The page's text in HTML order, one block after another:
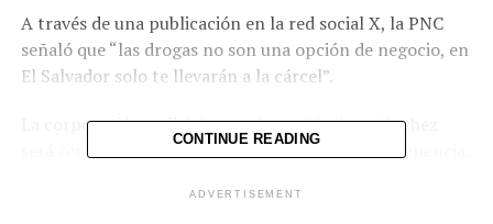
A través de una publicación en la red social X, la PNC
señaló que “las drogas no son una opción de negocio, en
El Salvador solo te llevarán a la cárcel”.
La corporación policial agregó que Sánchez Sánchez
será remitido por los delitos de tráfico ilícito y tenencia,
CONTINUE READING
ADVERTISEMENT